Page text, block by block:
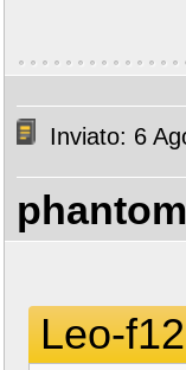
Inviato: 6
Leo-